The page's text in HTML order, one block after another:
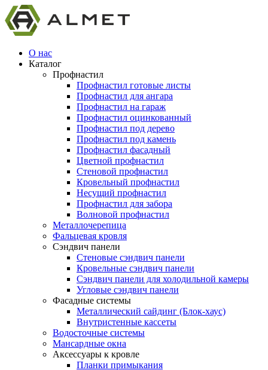
О нас
Каталог
Профнастил
Профнастил готовые листы
Профнастил для ангара
Профнастил на гараж
Профнастил оцинкованный
Профнастил под дерево
Профнастил под камень
Профнастил фасадный
Цветной профнастил
Стеновой профнастил
Кровельный профнастил
Несущий профнастил
Профнастил для забора
Волновой профнастил
Металлочерепица
Фальцевая кровля
Сэндвич панели
Стеновые сэндвич панели
Кровельные сэндвич панели
Сэндвич панели для холодильной камеры
Угловые сэндвич панели
Фасадные системы
Металлический сайдинг (Блок-хаус)
Внутристенные кассеты
Водосточные системы
Мансардные окна
Аксессуары к кровле
Планки примыкания